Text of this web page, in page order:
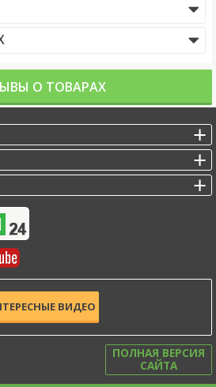
О ТОВАРАХ
ВИДЕО
ПОЛНАЯ ВЕРСИЯ
САЙТА